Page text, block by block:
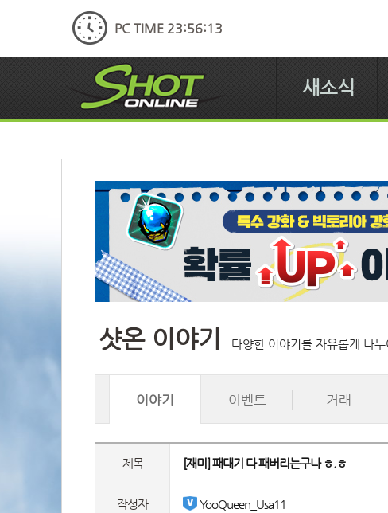
PC TIME 23:56:14
새소식
샷온 이야기 다양한 이야기를 자유롭게 나
이야기 이벤트 거래
제목 [재미] 패대기 다 패버리는구나 ㅎ.ㅎ
작성자 YooQueen_Usa11